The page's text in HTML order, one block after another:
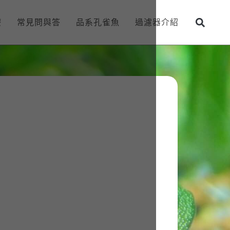
常見問與答 品系孔雀魚 過濾器介紹